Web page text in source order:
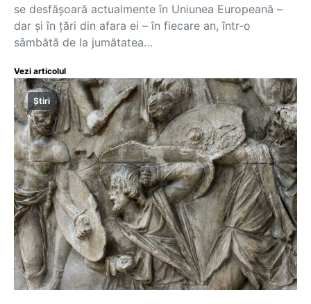
se desfășoară actualmente în Uniunea Europeană –
dar și în țări din afara ei – în fiecare an, într-o
sâmbătă de la jumătatea…
Vezi articolul
Știri